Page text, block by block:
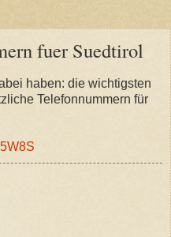
fuer Suedtirol
haben: die wichtigsten
Telefonnummern für